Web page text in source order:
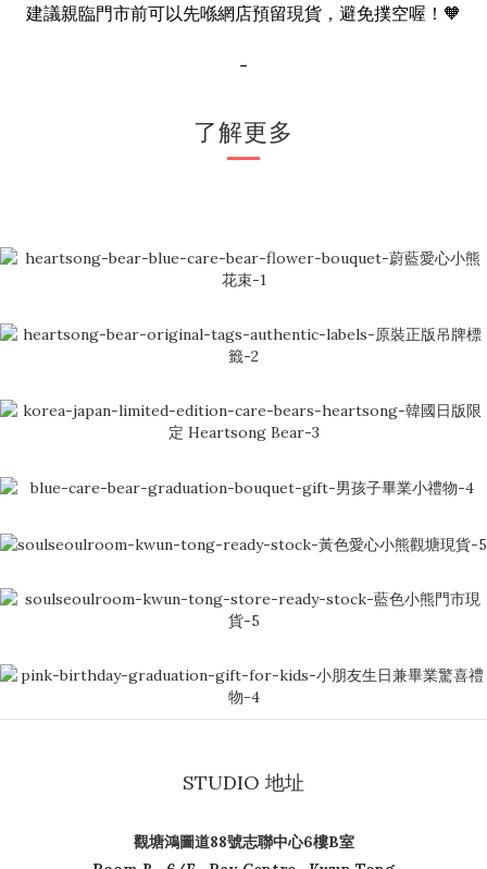
建議親臨門市前可以先喺網店預留現貨，避免撲空喔！🧡
-
了解更多
STUDIO 地址
觀塘鴻圖道88號志聯中心6樓B室